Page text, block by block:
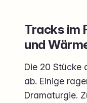
Tracks im
und
Die 20 Stücke
ab. Einige
Dramaturgie.